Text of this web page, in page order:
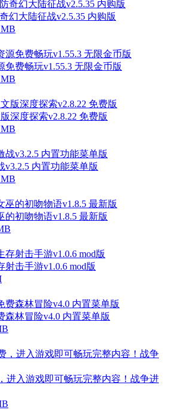
幻大陆征战v2.5.35 内购版
免费畅玩v1.55.3 无限金币版
深度探索v2.8.22 免费版
内置功能菜单版
初吻物语v1.8.5 最新版
击手游v1.0.6 mod版
森林冒险v4.0 内置菜单版
进入游戏即可畅玩完整内容！战争进